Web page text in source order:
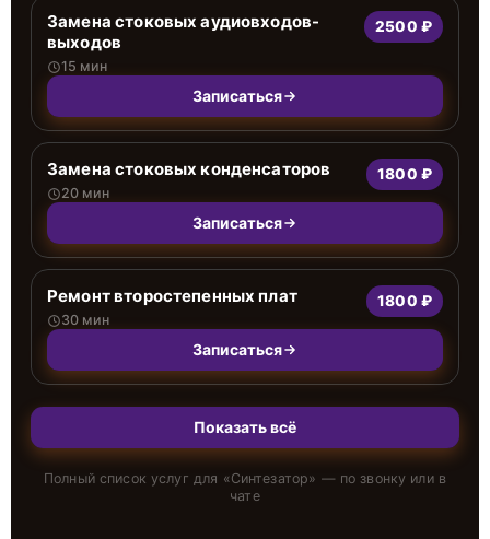
Замена стоковых аудиовходов-
выходов
15 мин
2500 ₽
Записаться
Замена стоковых конденсаторов
20 мин
1800 ₽
Записаться
Ремонт второстепенных плат
30 мин
1800 ₽
Записаться
Показать всё
Полный список услуг для «Синтезатор» — по звонку или в
чате